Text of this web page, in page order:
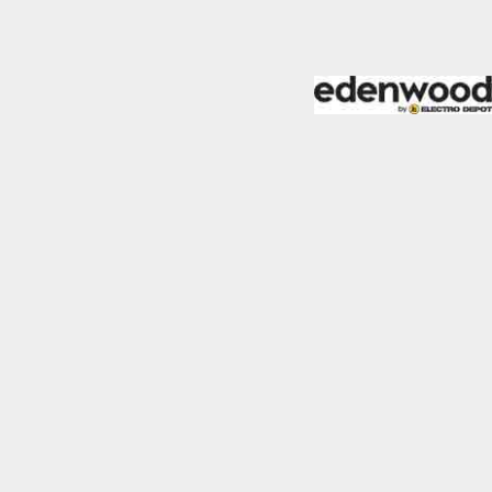
Por ejemplo, estas
navegas o
afectar la
notificado de la
ninguna
el rendimiento